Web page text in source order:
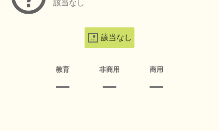
該当なし
該当なし
教育 非商用 商用